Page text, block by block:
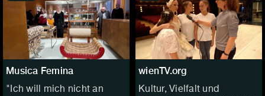
Musica Femina
"Ich will mich nicht an
wienTV.org
Kultur, Vielfalt und